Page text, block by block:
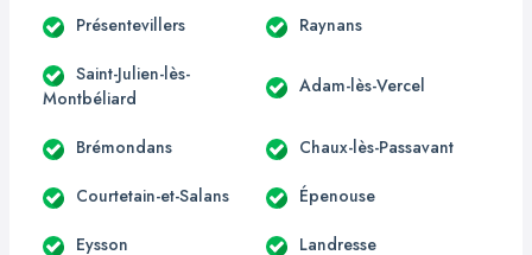
Présentevillers Raynans
Saint-Julien-lès-
Montbéliard
Adam-lès-Vercel
Brémondans Chaux-lès-Passavant
Courtetain-et-Salans Épenouse
Eysson Landresse